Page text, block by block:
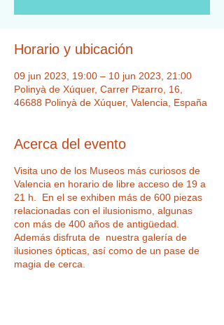
Horario y ubicación
09 jun 2023, 19:00 – 10 jun 2023, 21:00
Polinyà de Xúquer, Carrer Pizarro, 16,
46688 Polinyà de Xúquer, Valencia, España
Acerca del evento
Visita uno de los Museos más curiosos de
Valencia en horario de libre acceso de 19 a
21 h. En el se exhiben más de 600 piezas
relacionadas con el ilusionismo, algunas
con más de 400 años de antigüedad.
Además disfruta de nuestra galería de
ilusiones ópticas, así como de un pase de
magia de cerca.